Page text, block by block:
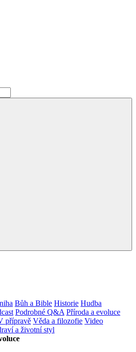
Bůh a Bible Historie Hudba
Podrobné Q&A Příroda a evoluce
přípravě Věda a filozofie Video
a životní styl